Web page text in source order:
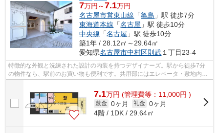
7万円～7.1万円
名古屋市営東山線 「亀島 」駅 徒歩7分
東海道本線 「名古屋 」駅 徒歩10分
中央線 「名古屋 」駅 徒歩10分
築1年 / 28.12㎡～29.64㎡
愛知県名古屋市中村区則武１丁目23-4
特徴的な外観と洗練された設計の内装を持つデザイナーズ。駅から徒歩7分
の物件なら、駅前のお買い物も便利です。共用部にはエレベータ・敷地内ご
7.1万円 (管理費等：11,000円 )
敷金 0ヶ月 礼金 0ヶ月
4階 / 1DK / 29.64㎡